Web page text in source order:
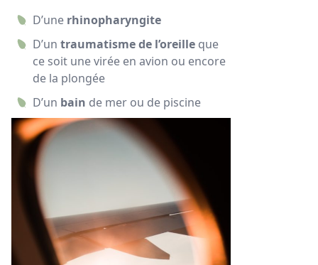
D’une rhinopharyngite
D’un traumatisme de l’oreille que
ce soit une virée en avion ou encore
de la plongée
D’un bain de mer ou de piscine